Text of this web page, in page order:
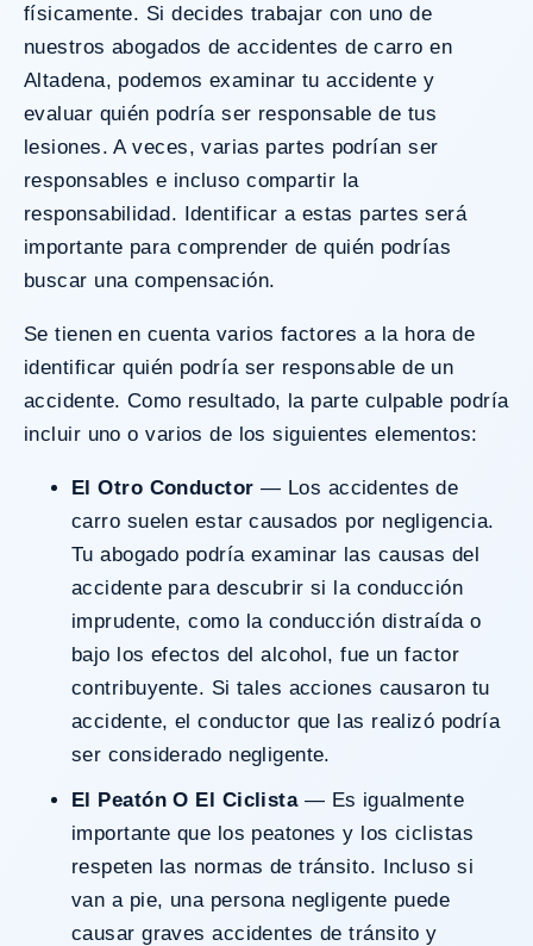
físicamente. Si decides trabajar con uno de
nuestros abogados de accidentes de carro en
Altadena, podemos examinar tu accidente y
evaluar quién podría ser responsable de tus
lesiones. A veces, varias partes podrían ser
responsables e incluso compartir la
responsabilidad. Identificar a estas partes será
importante para comprender de quién podrías
buscar una compensación.
Se tienen en cuenta varios factores a la hora de
identificar quién podría ser responsable de un
accidente. Como resultado, la parte culpable podría
incluir uno o varios de los siguientes elementos:
El Otro Conductor — Los accidentes de
carro suelen estar causados por negligencia.
Tu abogado podría examinar las causas del
accidente para descubrir si la conducción
imprudente, como la conducción distraída o
bajo los efectos del alcohol, fue un factor
contribuyente. Si tales acciones causaron tu
accidente, el conductor que las realizó podría
ser considerado negligente.
El Peatón O El Ciclista— Es igualmente
importante que los peatones y los ciclistas
respeten las normas de tránsito. Incluso si
van a pie, una persona negligente puede
causar graves accidentes de tránsito y